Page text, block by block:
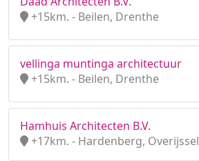
+15km. - Beilen, Drenthe
vellinga muntinga architectuur
+15km. - Beilen, Drenthe
Hamhuis Architecten B.V.
+17km. - Hardenberg, Overijssel